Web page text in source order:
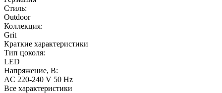
Стиль:
Outdoor
Коллекция:
Grit
Краткие характеристики
Тип цоколя:
LED
Напряжение, В:
AC 220-240 V 50 Hz
Все характеристики